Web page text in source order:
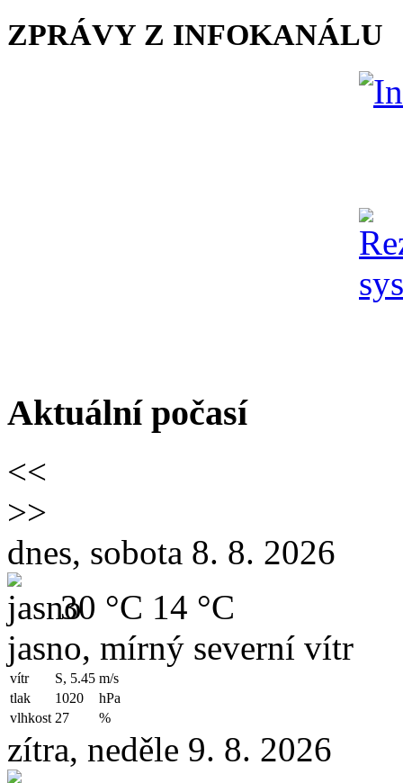
ZPRÁVY Z INFOKANÁLU
Aktuální počasí
<<
>>
dnes, sobota 8. 8. 2026
30 °C 14 °C
jasno, mírný severní vítr
vítr S, 5.45 m/s
tlak
1020
hPa
vlhkost 27 %
zítra, neděle 9. 8. 2026